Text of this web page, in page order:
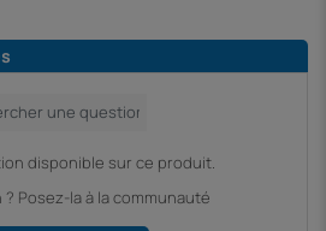
disponible sur ce produit.
Posez-la à la communauté